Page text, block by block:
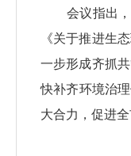
会议指出，生
《关于推进生
一步形成齐抓
快补齐环境治
大合力，促进